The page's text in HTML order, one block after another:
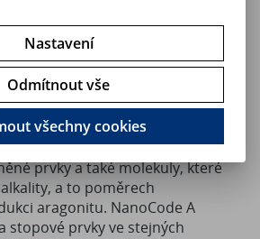
budou souhlasit, že primárním
korálů a dalších bezobratlých
přírůstky významně závisí na
je vápník, hořčík, draslík a
je nutné udržovat jejich
regulací alkality.
produkty NanoCode A a B
prvky a také molekuly, které
a to poměrech
aragonitu. NanoCode A
stopové prvky ve stejných
Nastavení
Odmítnout vše
všechny cookies